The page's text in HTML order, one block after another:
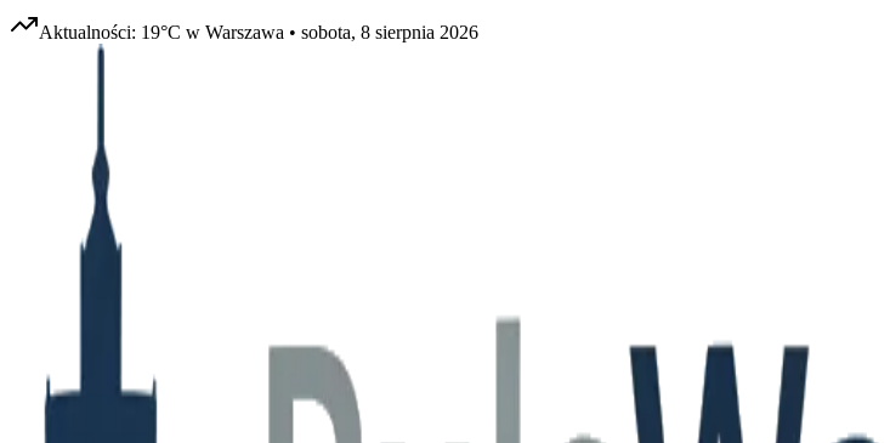
Aktualności: 19°C w Warszawa • sobota, 8 sierpnia 2026